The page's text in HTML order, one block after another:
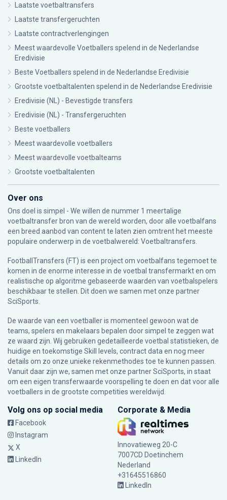
Laatste voetbaltransfers
Laatste transfergeruchten
Laatste contractverlengingen
Meest waardevolle Voetballers spelend in de Nederlandse
Eredivisie
Beste Voetballers spelend in de Nederlandse Eredivisie
Grootste voetbaltalenten spelend in de Nederlandse Eredivisie
Eredivisie (NL) - Bevestigde transfers
Eredivisie (NL) - Transfergeruchten
Beste voetballers
Meest waardevolle voetballers
Meest waardevolle voetbalteams
Grootste voetbaltalenten
Over ons
Ons doel is simpel - We willen de nummer 1 meertalige
voetbaltransfer bron van de wereld worden, door alle voetbalfans
een breed aanbod van content te laten zien omtrent het meeste
populaire onderwerp in de voetbalwereld: Voetbaltransfers.
FootballTransfers (FT) is een project om voetbalfans tegemoet te
komen in de enorme interesse in de voetbal transfermarkt en om
realistische op algoritme gebaseerde waarden van voetbalspelers
beschikbaar te stellen. Dit doen we samen met onze partner
SciSports
De waarde van een voetballer is momenteel gewoon wat de
teams, spelers en makelaars bepalen door simpel te zeggen wat
ze waard zijn. Wij gebruiken gedetailleerde voetbal statistieken, de
huidige en toekomstige Skill levels, contract data en nog meer
details om zo onze unieke rekenmethodes toe te kunnen passen.
Vanuit daar zijn we, samen met onze partner SciSports, in staat
om een eigen transferwaarde voorspelling te doen en dat voor alle
voetballers in de grootste competities wereldwijd.
Volg ons op social media
Facebook
Instagram
X
LinkedIn
Corporate & Media
Innovatieweg 20-C
7007CD Doetinchem
Nederland
+31645516860
LinkedIn